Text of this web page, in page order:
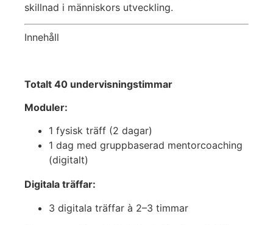
skillnad i människors utveckling.
Innehåll
Totalt 40 undervisningstimmar
Moduler:
1 fysisk träff (2 dagar)
1 dag med gruppbaserad mentorcoaching
(digitalt)
Digitala träffar:
3 digitala träffar à 2–3 timmar